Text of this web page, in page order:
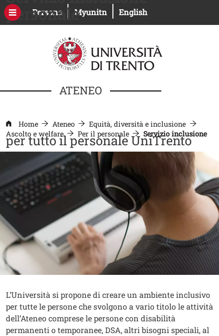
Salta al contenuto principale
PersoneApri il link in una nuova finestra
MyunitnApri il link in una nuova
English
ATENEO
Home Ateneo
Equità, diversità e inclusione
Ascolto e welfare
Per il personale Servizio inclusione
personale
per tutto il personale UniTrento
Contenuto
Testo
L’Università si propone di creare un ambiente inclusivo
per tutte le persone che svolgono a vario titolo le attività
dell’Ateneo comprese le persone con disabilità
permanenti o temporanee, DSA, altri bisogni speciali, al